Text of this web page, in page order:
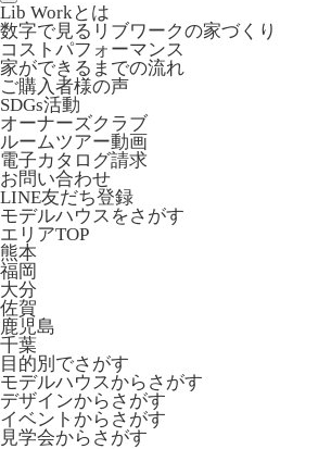
Lib Workとは
数字で見るリブワークの家づくり
コストパフォーマンス
家ができるまでの流れ
ご購入者様の声
SDGs活動
オーナーズクラブ
ルームツアー動画
電子カタログ請求
お問い合わせ
LINE友だち登録
モデルハウスをさがす
エリアTOP
熊本
福岡
大分
佐賀
鹿児島
千葉
目的別でさがす
モデルハウスからさがす
デザインからさがす
イベントからさがす
見学会からさがす